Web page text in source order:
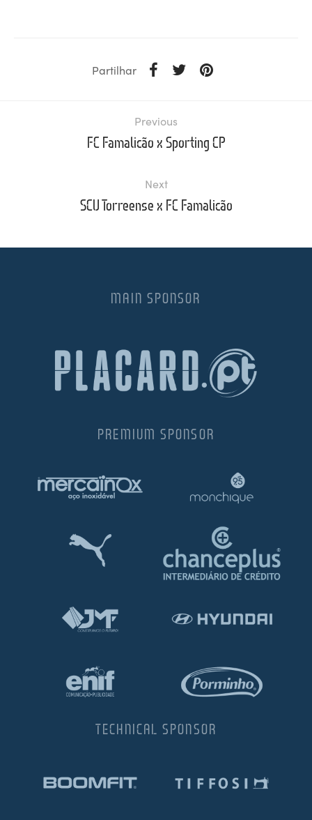
Partilhar
Previous
FC Famalicão x Sporting CP
Next
SCU Torreense x FC Famalicão
MAIN SPONSOR
PREMIUM SPONSOR
TECHNICAL SPONSOR